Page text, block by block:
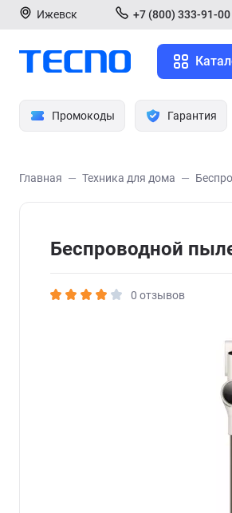
Ижевск +7 (800) 333-91-00
Промокоды Гарантия
Главная Техника для дома
Беспроводной
0 отзывов